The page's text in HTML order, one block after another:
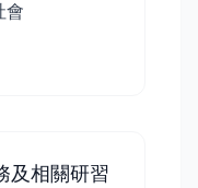
會
及相關研習